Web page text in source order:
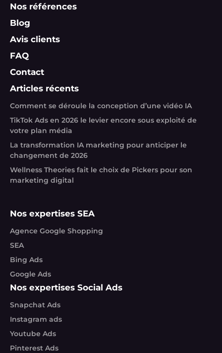
Nos références
Blog
Avis clients
FAQ
Contact
Articles récents
Comment se déroule la conception d’une vidéo IA
TikTok Ads en 2026 le levier encore sous exploité de
votre plan média
La transformation IA marketing pour anticiper le
changement de 2026
Wellness Theories fait le choix de Pickers pour son
marketing digital
Nos expertises SEA
Agence Google Shopping
SEA
Bing Ads
Google Ads
Nos expertises Social Ads
Snapchat Ads
Instagram ads
Youtube Ads
Pinterest Ads